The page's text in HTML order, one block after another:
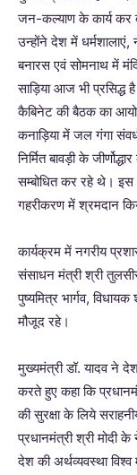
जन-कल्याण के कार्य कर
उन्होंने देश में धर्मशालाएं,
बनारस एवं सोमनाथ में
साड़िया आज भी प्रसिद्ध
कैबिनेट की बैठक का
कनाड़िया में जल गंगा
निर्मित बावड़ी के
सम्बोधित कर रहे थे।
गहरीकरण में श्रमदान
कार्यक्रम में नगरीय
संसाधन मंत्री श्री
पुष्यमित्र भार्गव,
मौजूद रहे।
मुख्यमंत्री डॉ. यादव ने
करते हुए कहा कि
की सुरक्षा के लिये
प्रधानमंत्री श्री मोदी
देश की अर्थव्यवस्था